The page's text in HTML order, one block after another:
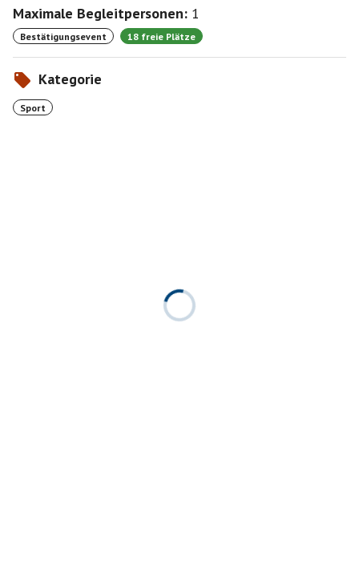
Maximale Begleitpersonen: 1
Bestätigungsevent 18 freie Plätze
Kategorie
Sport